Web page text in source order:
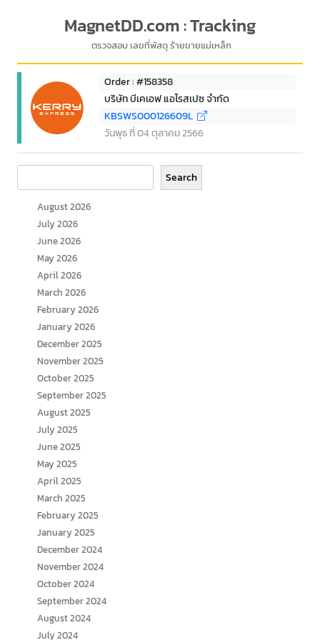
MagnetDD.com : Tracking
ตรวจสอบ เลขที่พัสดุ ร้ายขายแม่เหล็ก
Order : #158358
บริษัท บีเคเอฟ แอโรสเปซ จำกัด
KBSWS000126609L
วันพุธ ที่ 04 ตุลาคม 2566
Search
August 2026
July 2026
June 2026
May 2026
April 2026
March 2026
February 2026
January 2026
December 2025
November 2025
October 2025
September 2025
August 2025
July 2025
June 2025
May 2025
April 2025
March 2025
February 2025
January 2025
December 2024
November 2024
October 2024
September 2024
August 2024
July 2024